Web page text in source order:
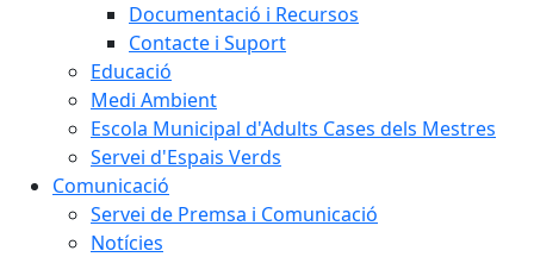
Documentació i Recursos
Contacte i Suport
Educació
Medi Ambient
Escola Municipal d'Adults Cases dels Mestres
Servei d'Espais Verds
Comunicació
Servei de Premsa i Comunicació
Notícies